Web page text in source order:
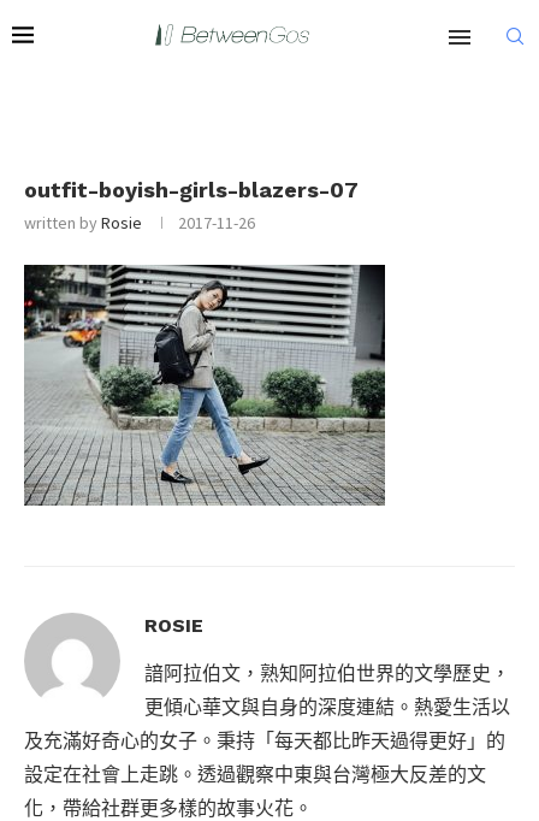
outfit-boyish-girls-blazers-07
written byRosie 2017-11-26
ROSIE
諳阿拉伯文，熟知阿拉伯世界的文學歷史，
更傾心華文與自身的深度連結。熱愛生活以
及充滿好奇心的女子。秉持「每天都比昨天過得更好」的
設定在社會上走跳。透過觀察中東與台灣極大反差的文
化，帶給社群更多樣的故事火花。